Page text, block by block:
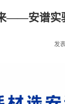
——安谱实
发